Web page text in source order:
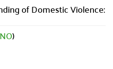
of Domestic Violence:
)